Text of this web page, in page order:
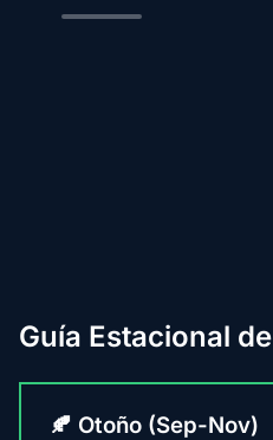
Guía Estacional
🍂 Otoño (Sep-Nov)